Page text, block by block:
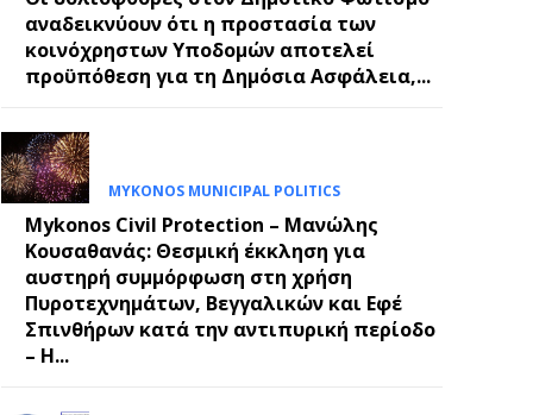
αναδεικνύουν ότι η προστασία των
κοινόχρηστων Υποδομών αποτελεί
προϋπόθεση για τη Δημόσια Ασφάλεια,...
MYKONOS MUNICIPAL POLITICS
Mykonos Civil Protection – Μανώλης
Κουσαθανάς: Θεσμική έκκληση για
αυστηρή συμμόρφωση στη χρήση
Πυροτεχνημάτων, Βεγγαλικών και Εφέ
Σπινθήρων κατά την αντιπυρική περίοδο
– Η...